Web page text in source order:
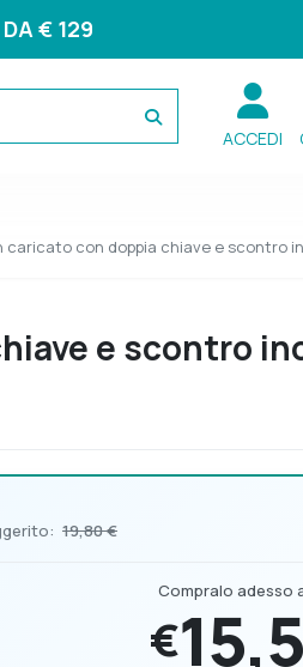
€ 129
ACCEDI
caricato con doppia chiave e scontro
e scontro
19,80 €
Compralo adesso
€